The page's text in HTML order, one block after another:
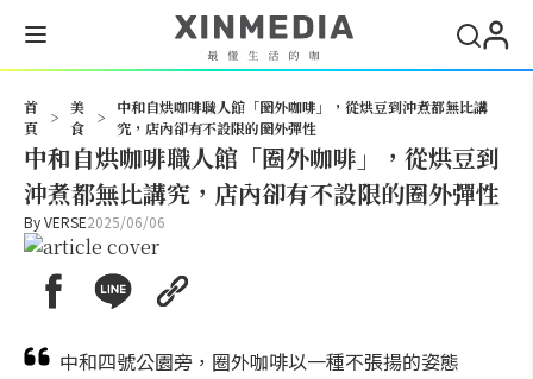
首
頁
>
美
食
>
中和自烘咖啡職人館「圈外咖啡」，從烘豆到沖煮都無比講
究，店內卻有不設限的圈外彈性
中和自烘咖啡職人館「圈外咖啡」，從烘豆到
沖煮都無比講究，店內卻有不設限的圈外彈性
ByVERSE2025/06/06
中和四號公園旁，圈外咖啡以一種不張揚的姿態